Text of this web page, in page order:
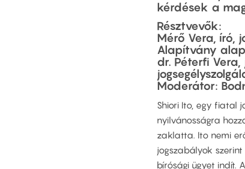
kérdések a
Résztvevők:
Mérő Vera, író,
Alapítvány
dr. Péterfi Vera,
Moderátor:
Shiori Ito, egy fiatal
nyilvánosságra
zaklatta. Ito nemi
jogszabályok
bírósági ügyet indít.